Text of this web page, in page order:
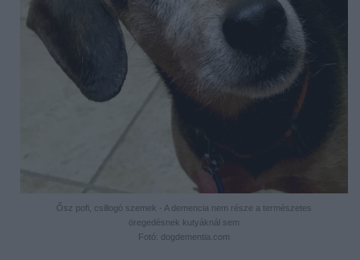
Ősz pofi, csillogó szemek - A demencia nem része a természetes
öregedésnek kutyáknál sem
Fotó: dogdementia.com